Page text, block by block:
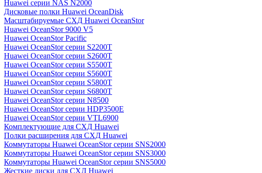
Huawei серии NAS N2000
Дисковые полки Huawei OceanDisk
Масштабируемые СХД Huawei OceanStor
Huawei OceanStor 9000 V5
Huawei OceanStor Pacific
Huawei OceanStor серии S2200T
Huawei OceanStor серии S2600T
Huawei OceanStor серии S5500T
Huawei OceanStor серии S5600T
Huawei OceanStor серии S5800T
Huawei OceanStor серии S6800T
Huawei OceanStor серии N8500
Huawei OceanStor серии HDP3500E
Huawei OceanStor серии VTL6900
Комплектующие для СХД Huawei
Полки расширения для СХД Huawei
Коммутаторы Huawei OceanStor серии SNS2000
Коммутаторы Huawei OceanStor серии SNS3000
Коммутаторы Huawei OceanStor серии SNS5000
Жесткие диски для СХД Huawei